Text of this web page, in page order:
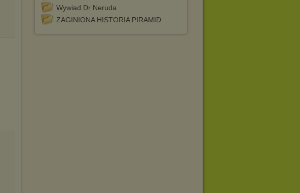
Ci reklama nie
będzie to reklama
cookies na
Wywiad Dr Neruda
ZAGINIONA HISTORIA PIRAMID